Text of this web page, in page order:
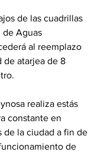
de las cuadrillas
de Aguas
al reemplazo
de atarjea de 8
realiza estás
constante en
de la ciudad a fin de
de